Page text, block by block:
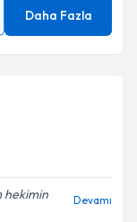
Daha Fazla
hekimin
Devamı